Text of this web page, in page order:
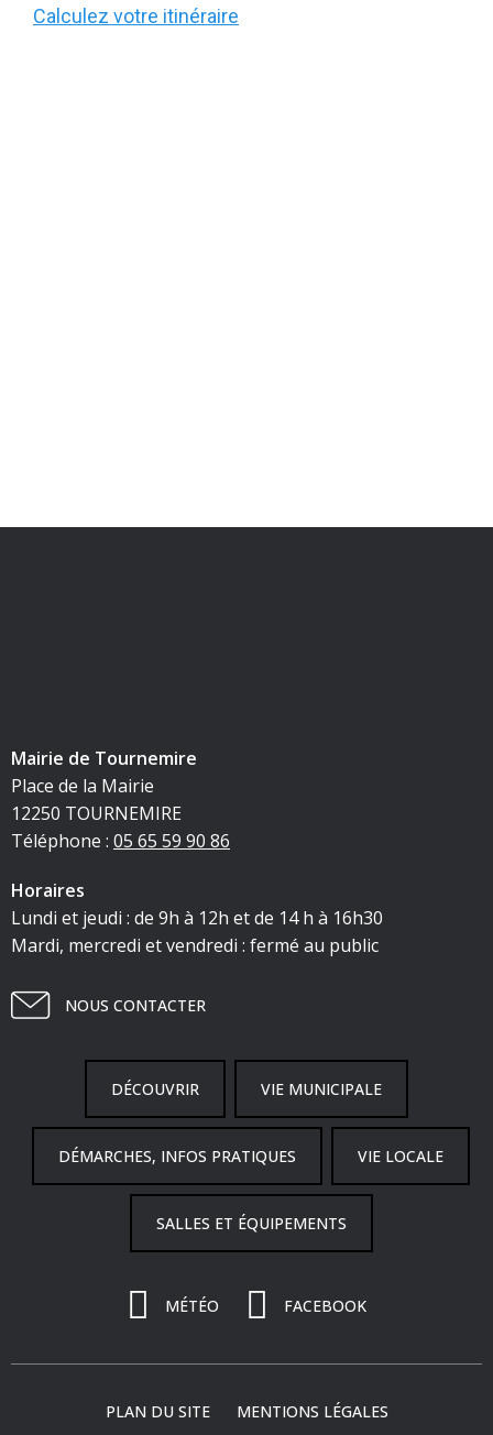
Calculez votre itinéraire
Mairie de Tournemire
Place de la Mairie
12250 TOURNEMIRE
Téléphone : 05 65 59 90 86
Horaires
Lundi et jeudi : de 9h à 12h et de 14 h à 16h30
Mardi, mercredi et vendredi : fermé au public
NOUS CONTACTER
DÉCOUVRIR VIE MUNICIPALE
DÉMARCHES, INFOS PRATIQUES VIE LOCALE
SALLES ET ÉQUIPEMENTS
MÉTÉO FACEBOOK
PLAN DU SITE MENTIONS LÉGALES